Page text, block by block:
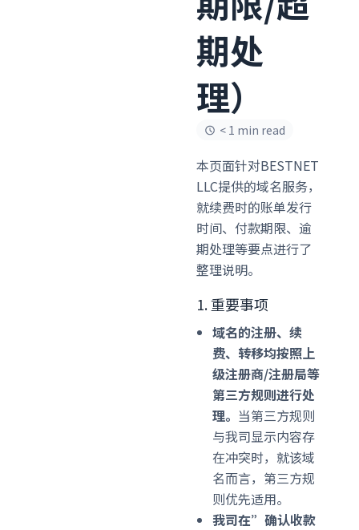
期处
理）
< 1 min read
本页面针对BESTNET
LLC提供的域名服务，
就续费时的账单发行
时间、付款期限、逾
期处理等要点进行了
整理说明。
1. 重要事项
域名的注册、续
费、转移均按照上
级注册商/注册局等
第三方规则进行处
理。 当第三方规则
与我司显示内容存
在冲突时，就该域
名而言，第三方规
则优先适用。
我司在”确认收款